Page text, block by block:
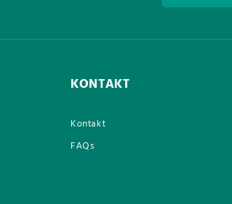
KONTAKT
Kontakt
FAQs